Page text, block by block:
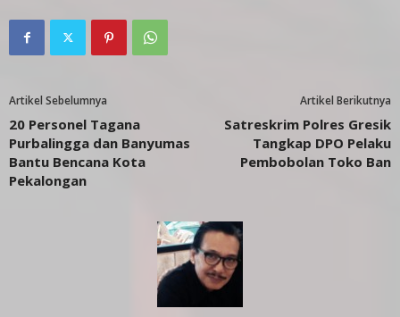
Artikel Sebelumnya
20 Personel Tagana
Purbalingga dan Banyumas
Bantu Bencana Kota
Pekalongan
Artikel Berikutnya
Satreskrim Polres Gresik
Tangkap DPO Pelaku
Pembobolan Toko Ban